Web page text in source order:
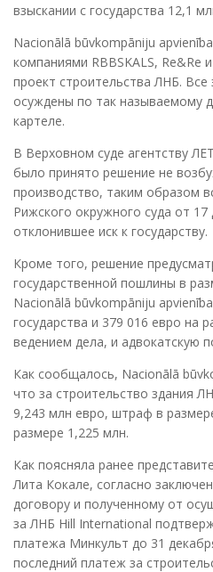
взыскании с государства 12,1
Nacionālā būvkompāniju
компаниями RBBSKALS, Re&Re
проект строительства ЛНБ.
осуждены по так называемому
картеле.
В Верховном суде агентству
было принято решение не
производство, таким образом
Рижского окружного суда от 17
отклонившее иск к государству.
Кроме того, решение
государственной пошлины в
Nacionālā būvkompāniju
государства и 379 016 евро на
ведением дела, и адвокатскую
Как сообщалось, Nacionālā
что за строительство здания
9,243 млн евро, штраф в
размере 1,225 млн.
Как поясняла ранее
Лита Кокале, согласно
договору и полученному от
за ЛНБ Hill International
платежа Минкульт до 31
последний платеж за